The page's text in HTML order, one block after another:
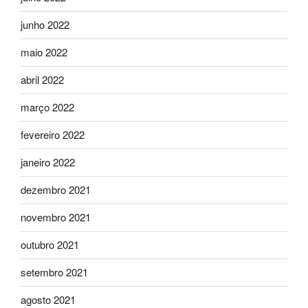
junho 2022
maio 2022
abril 2022
março 2022
fevereiro 2022
janeiro 2022
dezembro 2021
novembro 2021
outubro 2021
setembro 2021
agosto 2021